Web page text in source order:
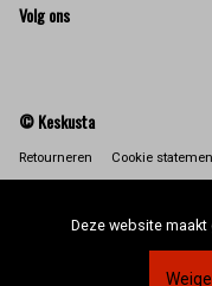
Volg ons
© Keskusta
Retourneren Cookie
Deze website